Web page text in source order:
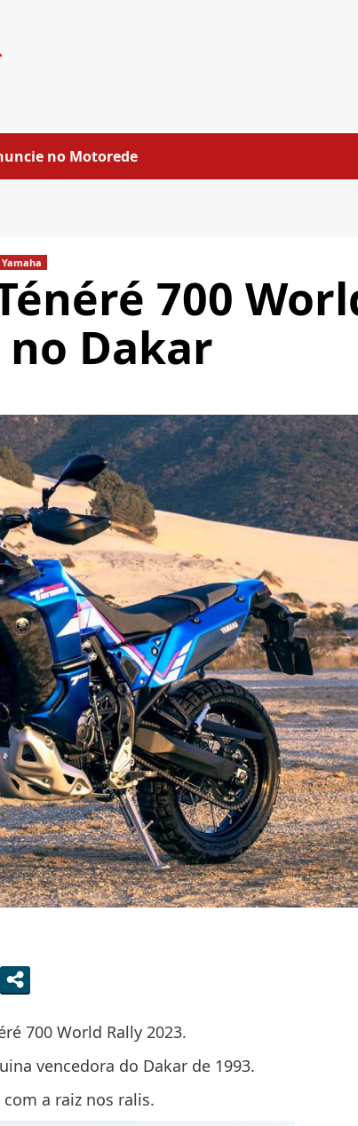
no Motorede
Yamaha
700
Dakar
700 World Rally 2023.
vencedora do Dakar de 1993.
a raiz nos ralis.